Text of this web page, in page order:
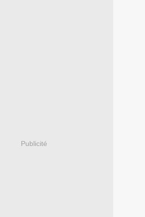
Publicité